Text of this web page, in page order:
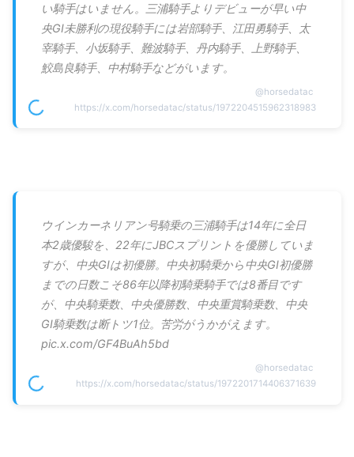
い騎手はいません。三浦騎手よりデビューが早い中
央GI未勝利の現役騎手には岩部騎手、江田勇騎手、太
宰騎手、小坂騎手、難波騎手、丹内騎手、上野騎手、
鮫島良騎手、中村騎手などがいます。
@horsedatac
https://x.com/horsedatac/status/1972204515962318983
ウインカーネリアン号騎乗の三浦騎手は14年に全日
本2歳優駿を、22年にJBCスプリントを優勝していま
すが、中央GIは初優勝。中央初騎乗から中央GI初優勝
までの日数こそ86年以降初騎乗騎手では8番目です
が、中央騎乗数、中央優勝数、中央重賞騎乗数、中央
GI騎乗数は断トツ1位。苦労がうかがえます。
pic.x.com/GF4BuAh5bd
@horsedatac
https://x.com/horsedatac/status/1972201714406371639